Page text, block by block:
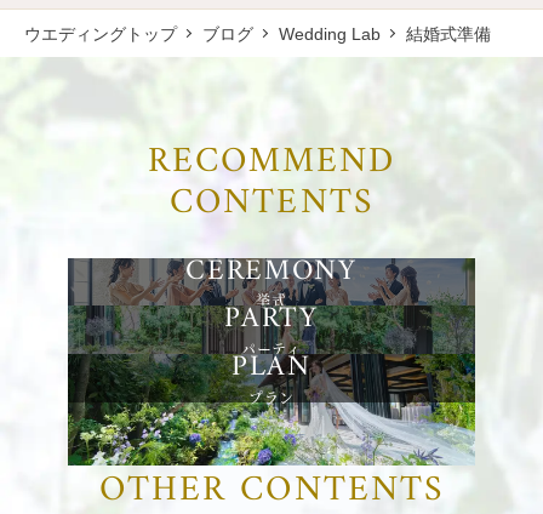
ウエディングトップ ブログ Wedding Lab 結婚式準備
RECOMMEND
CONTENTS
挙式
パーティ
プラン
OTHER CONTENTS